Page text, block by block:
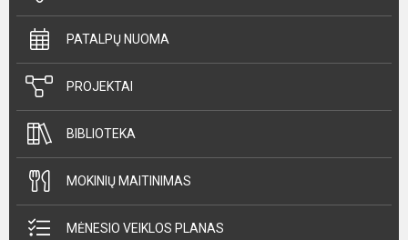
PATALPŲ NUOMA
PROJEKTAI
BIBLIOTEKA
MOKINIŲ MAITINIMAS
MĖNESIO VEIKLOS PLANAS